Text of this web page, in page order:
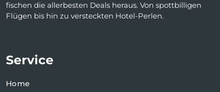
fischen die allerbesten Deals heraus. Von spottbilligen
Flügen bis hin zu versteckten Hotel-Perlen.
Service
Home